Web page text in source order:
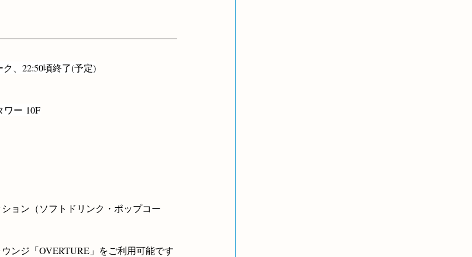
ク、22:50頃終了(予定)
ー 10F
ョン（ソフトドリンク・ポップコー
ンジ「OVERTURE」をご利用可能です